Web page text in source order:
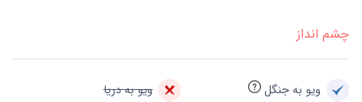
چشم انداز
ویو به جنگل
ویو به دریا